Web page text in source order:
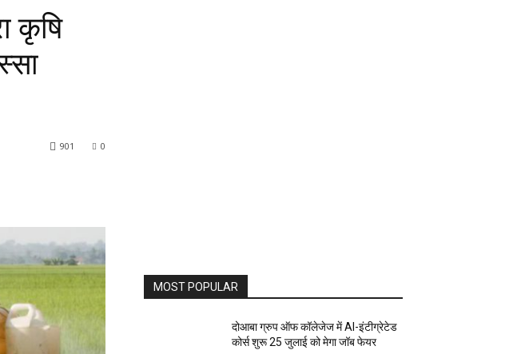
कृषि
0
901
MOST POPULAR
दोआबा ग्रुप ऑफ कॉलेजेज में AI-इंटीग्रेटेड
कोर्स शुरू 25 जुलाई को मेगा जॉब फेयर